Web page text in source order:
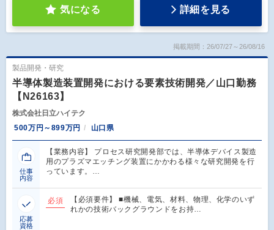
気になる 詳細を見る
掲載期間：26/07/27～26/08/16
製品開発・研究
半導体製造装置開発における要素技術開発／山口勤務
【N26163】
株式会社日立ハイテク
500万円～899万円
山口県
仕事
内容
【業務内容】 プロセス研究開発部では、半導体デバイス製造
用のプラズマエッチング装置にかかわる様々な研究開発を行
っています。…
応募
資格
必須
【必須要件】 ■機械、電気、材料、物理、化学のいず
れかの技術バックグラウンドをお持…